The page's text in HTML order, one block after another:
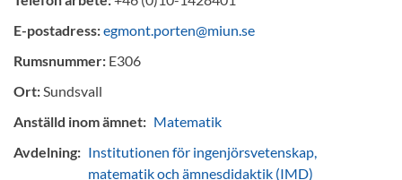
E-postadress:egmont.porten@miun.se
Rumsnummer: E306
Ort:Sundsvall
Anställd inom ämnet: Matematik
Avdelning: Institutionen för ingenjörsvetenskap,
matematik och ämnesdidaktik (IMD)